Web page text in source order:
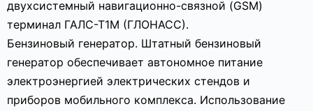
двухсистемный навигационно-связной (GSM)
терминал ГАЛС-Т1М (ГЛОНАСС).
Бензиновый генератор. Штатный бензиновый
генератор обеспечивает автономное питание
электроэнергией электрических стендов и
приборов мобильного комплекса. Использование